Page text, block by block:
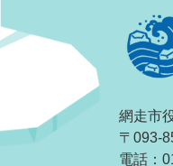
網走市
〒093-
電話：